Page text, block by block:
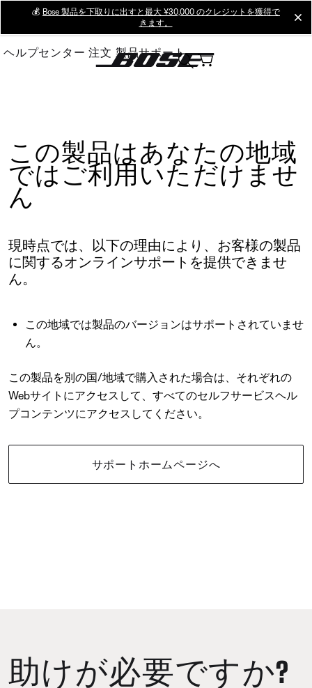
Main
💰 Bose 製品を下取りに出すと最大 ¥30,000 のクレジットを獲得で
きます。
ヘルプセンター 注文 製品サポート
この製品はあなたの地域
ではご利用いただけませ
ん
現時点では、以下の理由により、お客様の製品
に関するオンラインサポートを提供できませ
ん。
この地域では製品のバージョンはサポートされていませ
ん。
この製品を別の国/地域で購入された場合は、それぞれの
Webサイトにアクセスして、すべてのセルフサービスヘル
プコンテンツにアクセスしてください。
サポートホームページへ
助けが必要ですか?